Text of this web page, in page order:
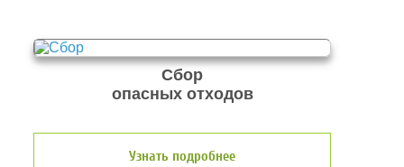
Сбор
опасных отходов
Узнать подробнее